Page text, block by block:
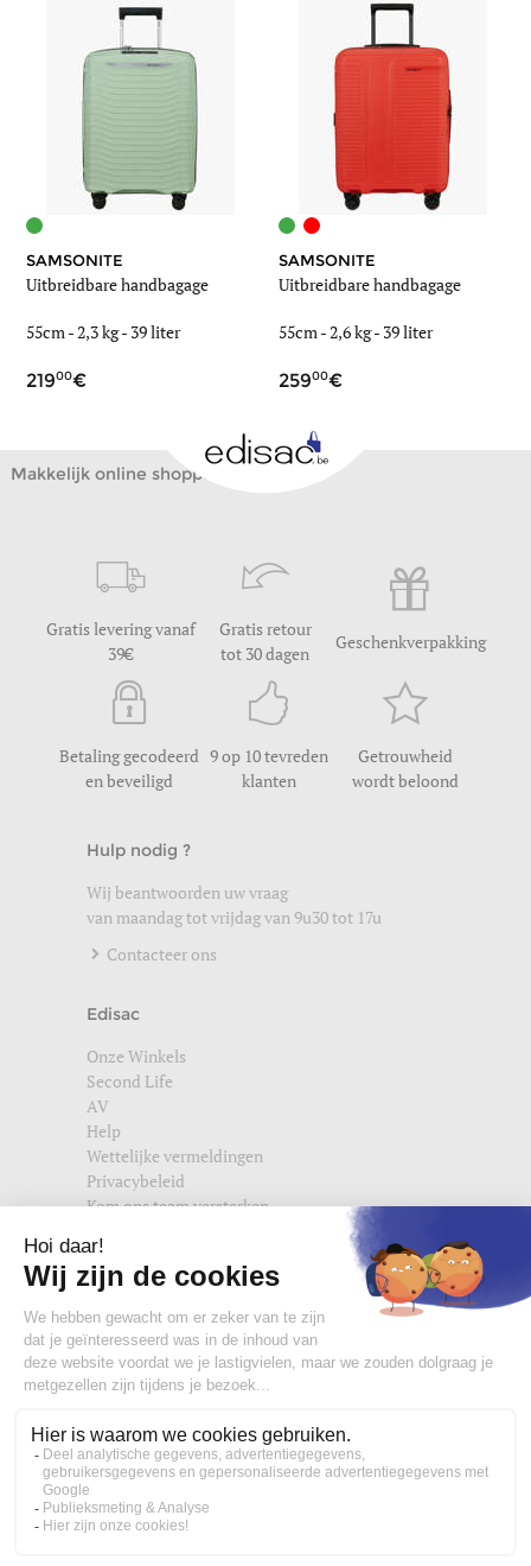
SAMSONITE
Uitbreidbare handbagage
55cm -2,3 kg- 39 liter
21900
SAMSONITE
Uitbreidbare handbagage
55cm -2,6 kg- 39 liter
25900
Makkelijk online shoppen
Gratis levering vanaf
39
Gratis retour
tot 30 dagen
Geschenkverpakking
Betaling gecodeerd
en beveiligd
9 op 10 tevreden
klanten
Getrouwheid
wordt beloond
Hulp nodig ?
Wij beantwoorden uw vraag
van maandag tot vrijdag van 9u30 tot 17u
Contacteer ons
Edisac
Onze Winkels
Second Life
AV
Help
Wettelijke vermeldingen
Privacybeleid
Kom ons team versterken
Vind ons ook terug opedisac.com enedisac.nl.
Word lid van de edisac community :
Wat onze klanten denken